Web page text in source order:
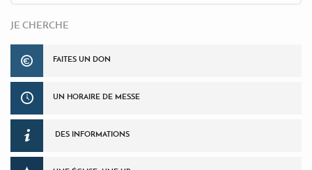
JE CHERCHE
FAITES UN DON
UN HORAIRE DE MESSE
DES INFORMATIONS